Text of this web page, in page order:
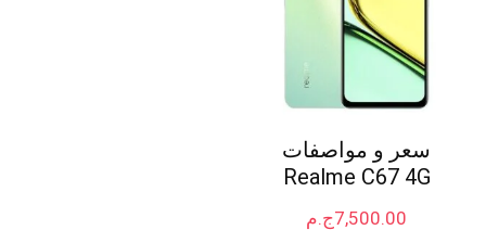
سعر و مواصفات
Realme C67 4G
ج.م7,500.00